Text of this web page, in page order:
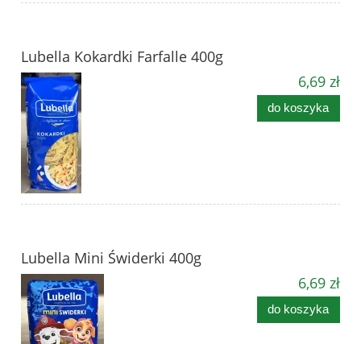
Lubella Kokardki Farfalle 400g
6,69 zł
do koszyka
Lubella Mini Świderki 400g
6,69 zł
do koszyka